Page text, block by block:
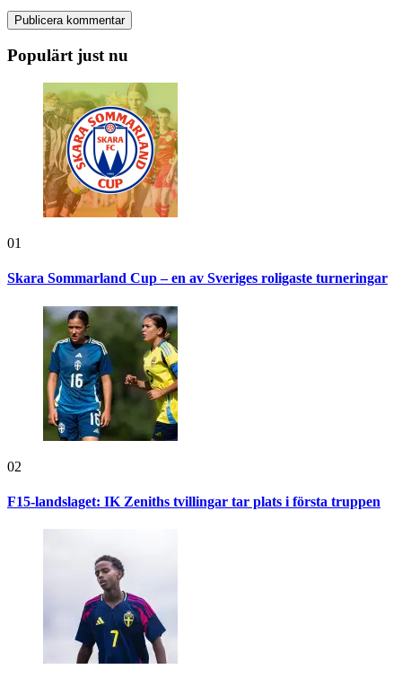
Populärt just nu
01
Skara Sommarland Cup – en av Sveriges roligaste turneringar
02
F15-landslaget: IK Zeniths tvillingar tar plats i första truppen